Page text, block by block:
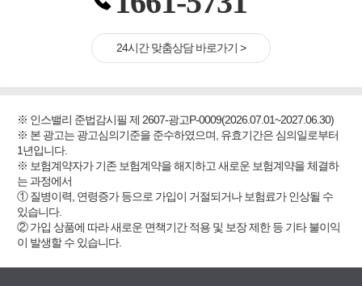
24시간 맞춤상담 바로가기 >
※ 인스밸리 준법감시필 제 2607-광고P-0009(2026.07.01~2027.06.30)
※ 본 광고는 광고심의기준을 준수하였으며, 유효기간은 심의일로부터
1년입니다.
※ 보험계약자가 기존 보험계약을 해지하고 새로운 보험계약을 체결하
는 과정에서
① 질병이력, 연령증가 등으로 가입이 거절되거나 보험료가 인상될 수
있습니다.
② 가입 상품에 따라 새로운 면책기간 적용 및 보장 제한 등 기타 불이익
이 발생할 수 있습니다.